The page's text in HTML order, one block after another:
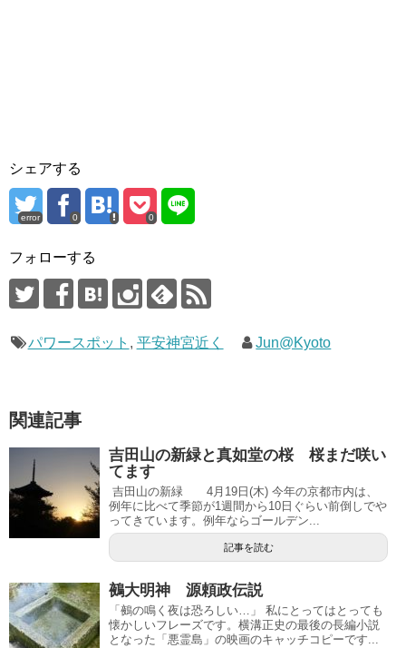
シェアする
error 0 0
フォローする
パワースポット , 平安神宮近く Jun@Kyoto
関連記事
吉田山の新緑と真如堂の桜 桜まだ咲い
てます
吉田山の新緑 4月19日(木) 今年の京都市内は、
例年に比べて季節が1週間から10日ぐらい前倒しでや
ってきています。例年ならゴールデン...
記事を読む
鵺大明神 源頼政伝説
「鵺の鳴く夜は恐ろしい…」 私にとってはとっても
懐かしいフレーズです。横溝正史の最後の長編小説
となった「悪霊島」の映画のキャッチコピーです...